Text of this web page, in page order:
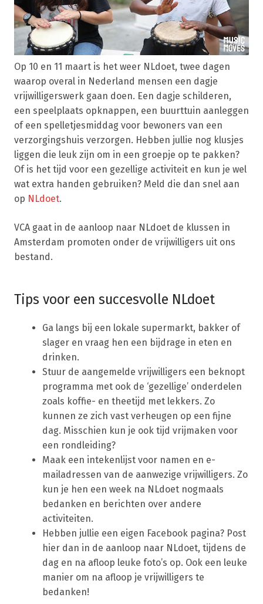
Op 10 en 11 maart is het weer NLdoet, twee dagen
waarop overal in Nederland mensen een dagje
vrijwilligerswerk gaan doen. Een dagje schilderen,
een speelplaats opknappen, een buurttuin aanleggen
of een spelletjesmiddag voor bewoners van een
verzorgingshuis verzorgen. Hebben jullie nog klusjes
liggen die leuk zijn om in een groepje op te pakken?
Of is het tijd voor een gezellige activiteit en kun je wel
wat extra handen gebruiken? Meld die dan snel aan
op NLdoet.
VCA gaat in de aanloop naar NLdoet de klussen in
Amsterdam promoten onder de vrijwilligers uit ons
bestand.
Tips voor een succesvolle NLdoet
Ga langs bij een lokale supermarkt, bakker of
slager en vraag hen een bijdrage in eten en
drinken.
Stuur de aangemelde vrijwilligers een beknopt
programma met ook de ‘gezellige’ onderdelen
zoals koffie- en theetijd met lekkers. Zo
kunnen ze zich vast verheugen op een fijne
dag. Misschien kun je ook tijd vrijmaken voor
een rondleiding?
Maak een intekenlijst voor namen en e-
mailadressen van de aanwezige vrijwilligers. Zo
kun je hen een week na NLdoet nogmaals
bedanken en berichten over andere
activiteiten.
Hebben jullie een eigen Facebook pagina? Post
hier dan in de aanloop naar NLdoet, tijdens de
dag en na afloop leuke foto’s op. Ook een leuke
manier om na afloop je vrijwilligers te
bedanken!